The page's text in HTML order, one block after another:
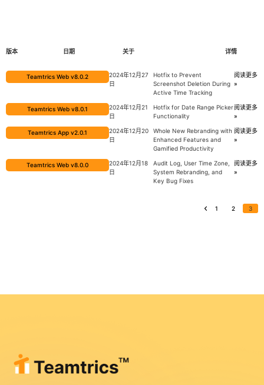
版本 日期 关于 详情
Teamtrics Web v8.0.2
2024年12月27
日
Hotfix to Prevent
Screenshot Deletion During
Active Time Tracking
阅读更多
»
Teamtrics Web v8.0.1
2024年12月21
日
Hotfix for Date Range Picker
Functionality
阅读更多
»
Teamtrics App v2.0.1
2024年12月20
日
Whole New Rebranding with
Enhanced Features and
Gamified Productivity
阅读更多
»
Teamtrics Web v8.0.0
2024年12月18
日
Audit Log, User Time Zone,
System Rebranding, and
Key Bug Fixes
阅读更多
»
« 上一页
1 2 3